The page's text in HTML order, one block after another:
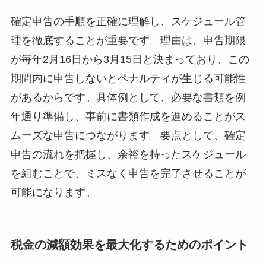
確定申告の手順を正確に理解し、スケジュール管
理を徹底することが重要です。理由は、申告期限
が毎年2月16日から3月15日と決まっており、この
期間内に申告しないとペナルティが生じる可能性
があるからです。具体例として、必要な書類を例
年通り準備し、事前に書類作成を進めることがス
ムーズな申告につながります。要点として、確定
申告の流れを把握し、余裕を持ったスケジュール
を組むことで、ミスなく申告を完了させることが
可能になります。
税金の減額効果を最大化するためのポイント